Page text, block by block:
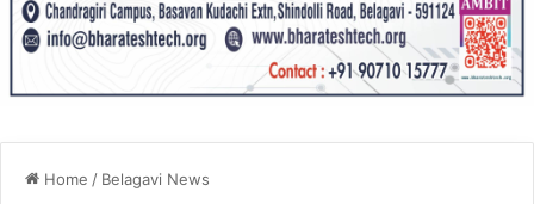
Home / Belagavi News